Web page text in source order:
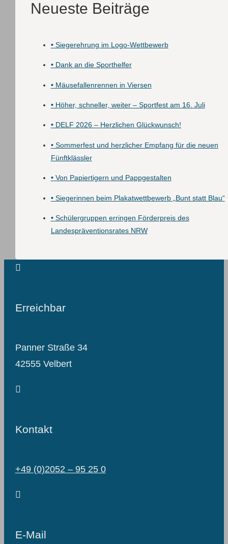
Neueste Beiträge
•Siegerehrung im Logo-Wettbewerb
•Dank an die Sporthelfer
•Mäusefallenrennen in Viersen
•Höher, schneller, weiter – Sportfest am 16. Juli
•DELF 2026 – Herzlichen Glückwunsch!
•Sommerfest und herzlicher Empfang für die neuen
Fünftklässler
•Von Papiertigern und Pappgestalten
•Siegerinnen beim Plakatwettbewerb „Bunt statt Blau“
•Schülergruppen erringen Förderpreis des
Landespräventionsrates NRW
Erreichbar
Panner Straße 34
42555 Velbert
Kontakt
+49 (0)2052 – 95 25 0
E-Mail